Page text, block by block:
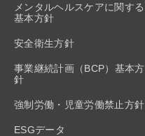
メンタルヘルスケアに関する
基本方針
安全衛生方針
事業継続計画（BCP）基本方
針
強制労働・児童労働禁止方針
ESGデータ